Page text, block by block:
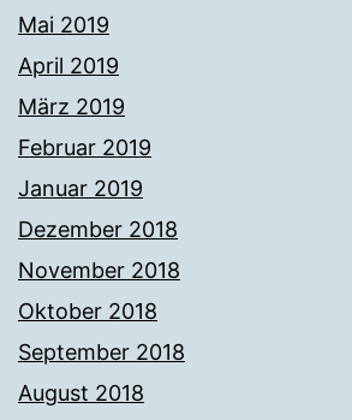
Mai 2019
April 2019
März 2019
Februar 2019
Januar 2019
Dezember 2018
November 2018
Oktober 2018
September 2018
August 2018